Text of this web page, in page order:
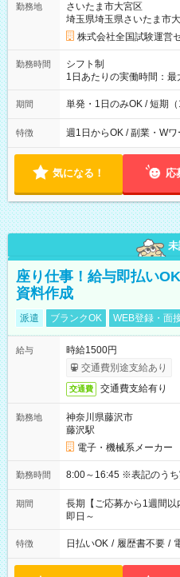
例】 ・河合塾模擬試験
×8時間＝日収10,400円＋
円の場合あり ・国家試験
円（役割手当＋100円）×6時
間】試用期間なし
勤務地
さいたま市大宮区
埼玉県埼玉県さいたま市
株式会社全国試験運営
勤務時間
シフト制
1日あたりの実働時間：
間は 試験により異なり
期間 単発・1日のみOK / 短期（
特徴 週1日からOK / 副業・W
気になる！ 応
座り仕事！給与即払い
資料作成
派遣 ブランクOK WEB登録・面
給与
時給1500円
交通費別途支給あり
交通費 交通費支給有り
勤務地
神奈川県藤沢市
藤沢駅
電子・機械系メーカー
勤務時間 8:00～16:45 ※表
期間
長期【ご応募から1週間以
即日～
特徴 日払いOK / 履歴書不要 /